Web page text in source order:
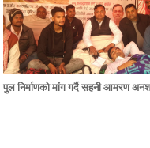
पुल निर्माणको मांग गर्दै सहनी आमरण